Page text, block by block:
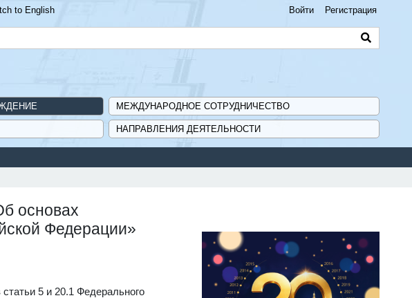
to English Войти Регистрация
МЕЖДУНАРОДНОЕ СОТРУДНИЧЕСТВО
НАПРАВЛЕНИЯ ДЕЯТЕЛЬНОСТИ
основах
Федерации»
5 и 20.1 Федерального